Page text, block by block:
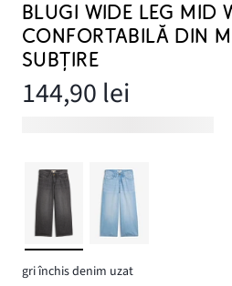
BLUGI WIDE LEG MID
CONFORTABILĂ DIN
SUBȚIRE
144,90 lei
gri închis denim uzat